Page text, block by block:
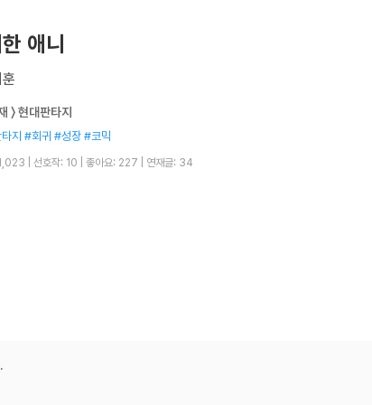
애니
〉 현대판타지
지 #회귀 #성장 #코믹
선호작: 10 좋아요: 227 연재글: 34